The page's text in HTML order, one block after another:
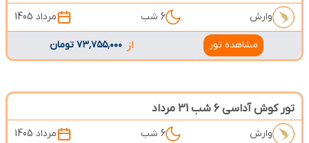
وارش 6 شب مرداد 1405
مشاهده تور از ۷۳٬۷۵۵٬۰۰۰ تومان
تور کوش آداسی 6 شب 31 مرداد
وارش 6 شب مرداد 1405